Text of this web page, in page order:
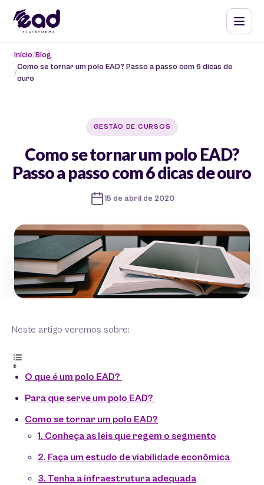
Início Blog
Como se tornar um polo EAD? Passo a passo com 6 dicas de
ouro
GESTÃO DE CURSOS
Como se tornar um polo EAD?
Passo a passo com 6 dicas de ouro
15 de abril de 2020
Neste artigo veremos sobre:
O que é um polo EAD?
Para que serve um polo EAD?
Como se tornar um polo EAD?
1. Conheça as leis que regem o segmento
2. Faça um estudo de viabilidade econômica
3. Tenha a infraestrutura adequada